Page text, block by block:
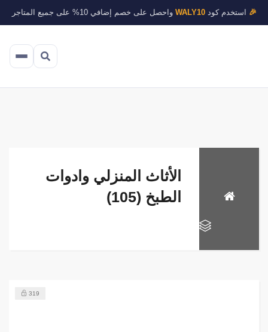
🎉 استخدم كودWALY10 واحصل على خصم إضافي 10% على جميع المتاجر
الأثاث المنزلي وادوات
الطبخ (105)
319